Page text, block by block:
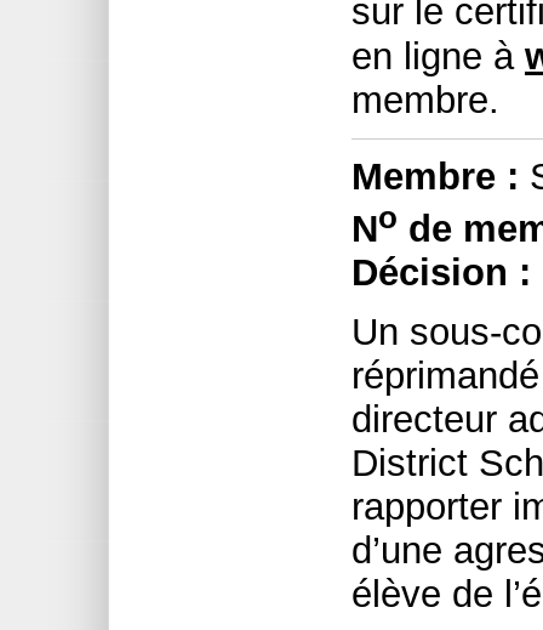
sur le
en ligne à
membre.
Membre :
No de
Décision :
Un sous-
directeur
District
rapporter
d’une
élève de